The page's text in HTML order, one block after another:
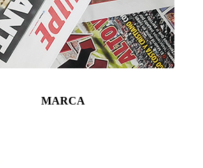
MARCA